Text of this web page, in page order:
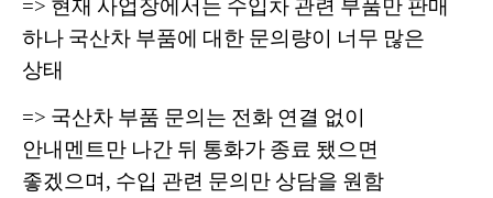
=> 현재 사업장에서는 수입차 관련 부품만 판매
하나 국산차 부품에 대한 문의량이 너무 많은
상태
=> 국산차 부품 문의는 전화 연결 없이
안내멘트만 나간 뒤 통화가 종료 됐으면
좋겠으며, 수입 관련 문의만 상담을 원함